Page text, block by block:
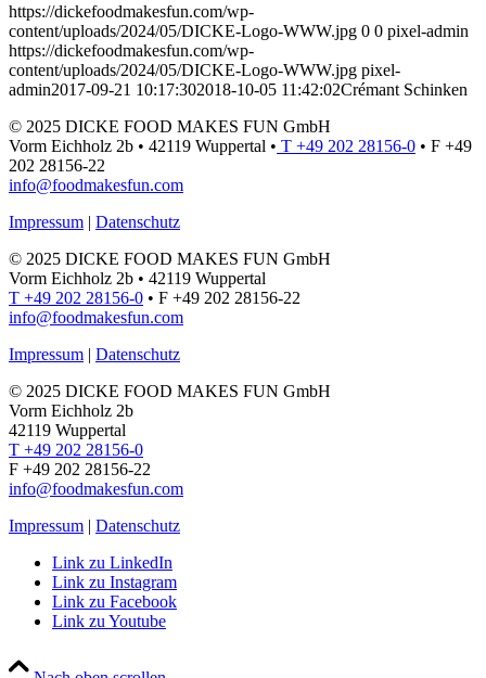
https://dickefoodmakesfun.com/wp-
content/uploads/2024/05/DICKE-Logo-WWW.jpg 0 0 pixel-admin
https://dickefoodmakesfun.com/wp-
content/uploads/2024/05/DICKE-Logo-WWW.jpg pixel-
admin2017-09-21 10:17:302018-10-05 11:42:02Crémant Schinken
© 2025 DICKE FOOD MAKES FUN GmbH
Vorm Eichholz 2b • 42119 Wuppertal • T +49 202 28156-0 • F +49
202 28156-22
info@foodmakesfun.com
Impressum | Datenschutz
© 2025 DICKE FOOD MAKES FUN GmbH
Vorm Eichholz 2b • 42119 Wuppertal
T +49 202 28156-0 • F +49 202 28156-22
info@foodmakesfun.com
Impressum | Datenschutz
© 2025 DICKE FOOD MAKES FUN GmbH
Vorm Eichholz 2b
42119 Wuppertal
T +49 202 28156-0
F +49 202 28156-22
info@foodmakesfun.com
Impressum | Datenschutz
Link zu LinkedIn
Link zu Instagram
Link zu Facebook
Link zu Youtube